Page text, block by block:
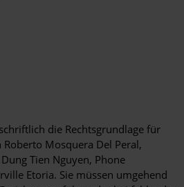
die Rechtsgrundlage für
Mosquera Del Peral,
Tien Nguyen, Phone
Etoria. Sie müssen umgehend